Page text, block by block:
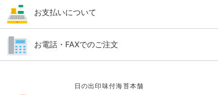
お支払いについて
お電話・FAXでのご注文
日の出印味付海苔本舗